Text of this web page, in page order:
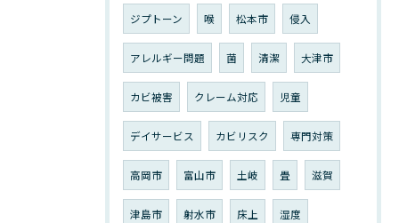
ジプトーン 喉 松本市 侵入
アレルギー問題 菌 清潔 大津市
カビ被害 クレーム対応 児童
デイサービス カビリスク 専門対策
高岡市 富山市 土岐 畳 滋賀
津島市 射水市 床上 湿度